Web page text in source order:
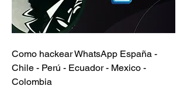
Como hackear WhatsApp España -
Chile - Perú - Ecuador - Mexico -
Colombia